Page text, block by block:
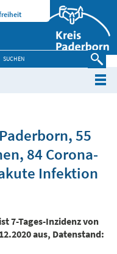
55
84 Corona-
Infektion
7-Tages-Inzidenz von
aus, Datenstand: